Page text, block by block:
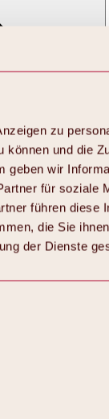
zu
können und die
geben wir
für soziale
führen diese
die Sie
der Dienste